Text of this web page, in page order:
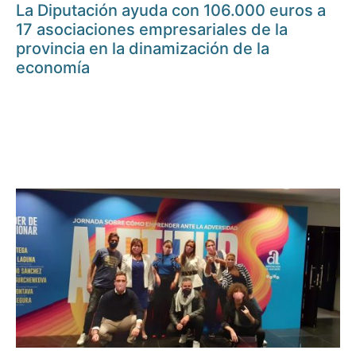
La Diputación ayuda con 106.000 euros a
17 asociaciones empresariales de la
provincia en la dinamización de la
economía